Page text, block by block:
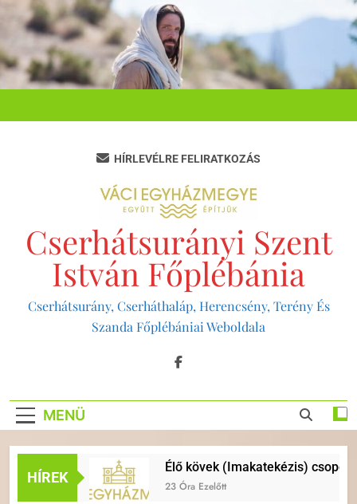
Ugrás
tartalomra
Cserhátsurányi Szent
István Főplébánia
Cserhátsurány, Cserháthaláp, Herencsény, Terény És
Szanda Főplébániai Weboldala
HÍRLEVÉLRE FELIRATKOZÁS
MENÜ
HÍREK
Élő kövek (Imakatekézis) csoport indul
23 Óra Ezelőtt